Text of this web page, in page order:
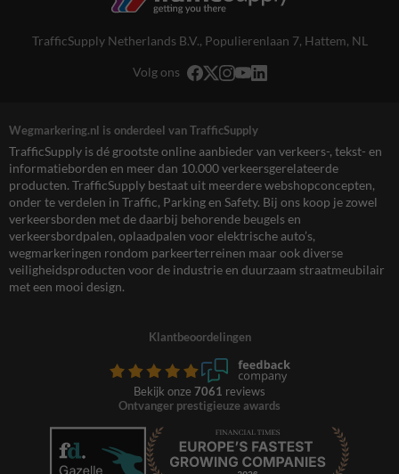
TrafficSupply Netherlands B.V., Populierenlaan 7, Hattem, NL
Volg ons
Wegmarkering.nl is onderdeel van TrafficSupply
TrafficSupply is dé grootste online aanbieder van verkeers-, tekst- en
informatieborden en meer dan 10.000 verkeersgerelateerde
producten. TrafficSupply bestaat uit meerdere webshopconcepten,
onder te verdelen in Traffic, Parking en Safety. Bij ons koop je zowel
verkeersborden met de daarbij behorende beugels en
verkeersbordpalen, oplaadpalen voor elektrische auto’s,
wegmarkeringen rondom parkeerterreinen maar ook diverse
veiligheidsproducten voor de industrie en duurzaam straatmeubilair
met een mooi design.
Klantbeoordelingen
Bekijk onze 7061 reviews
Ontvanger prestigieuze awards